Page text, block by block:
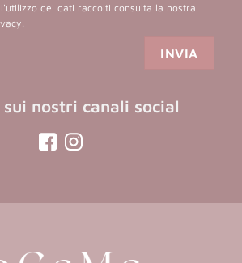
dei dati raccolti consulta la nostra
.
sui nostri canali social
a
a
tab)